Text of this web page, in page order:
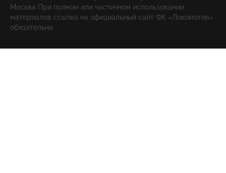
Москва При полном или частичном использовании
материалов ссылка на официальный сайт ФК «Локомотив»
обязательна.